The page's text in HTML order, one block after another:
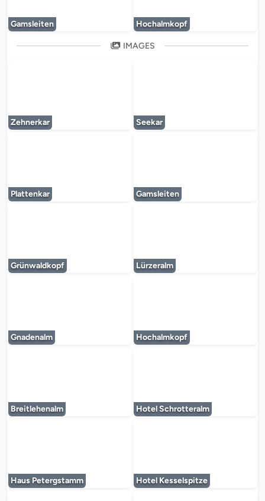
Gamsleiten Hochalmkopf
IMAGES
Zehnerkar Seekar
Plattenkar Gamsleiten
Grünwaldkopf Lürzeralm
Gnadenalm Hochalmkopf
Breitlehenalm Hotel Schrotteralm
Haus Petergstamm Hotel Kesselspitze